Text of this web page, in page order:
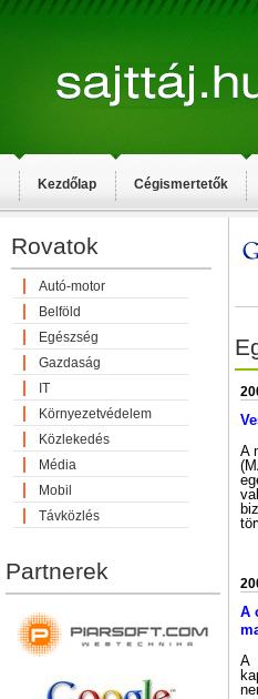
Kezdőlap Cégismertetők
Rovatok
Autó-motor
Belföld
Egészség
Gazdaság
IT
Környezetvédelem
Közlekedés
Média
Mobil
Távközlés
Partnerek
A
A
A